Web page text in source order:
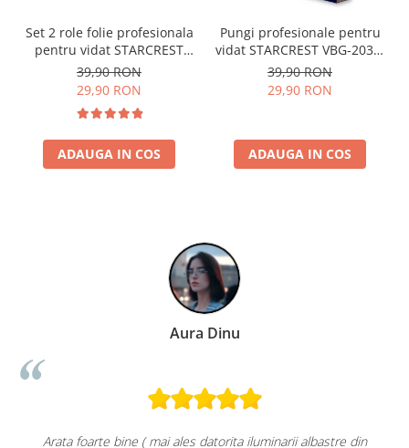
Set 2 role folie profesionala
pentru vidat STARCREST
VRL-2850, 28 x 500 cm,
rezistente, reutilizabile,
sous vide, lavabile in
masina de spalat, fara BPA,
transparent
39,90 RON
29,90 RON
ADAUGA IN COS
Pungi profesionale pentru
vidat STARCREST VBG-2030,
50 bucati, 20x30 cm,
rezistente, reutilizabile,
sous vide, lavabile in
transparent
39,90 RON
29,90 RON
ADAUGA IN COS
Aura Dinu
Arata foarte bine ( mai ales datorita iluminarii albastre din